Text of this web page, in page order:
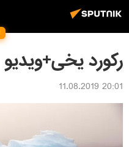
رکورد یخی+ویدیو
20:01 11.08.2019